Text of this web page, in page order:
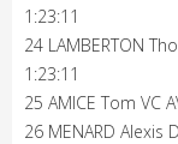
1:23:11
24 LAMBERTON
1:23:11
25 AMICE Tom VC
26 MENARD Alexis